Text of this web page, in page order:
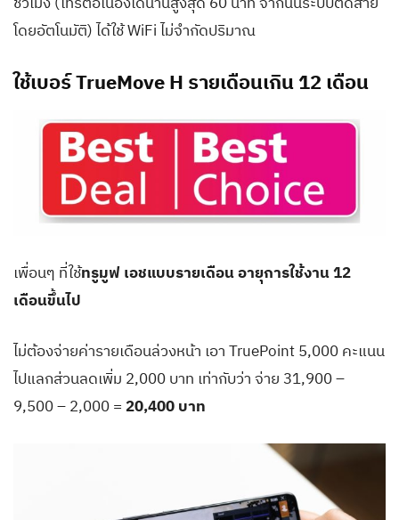
โดยอัตโนมัติ) ได้ใช้ WiFi ไม่จำกัดปริมาณ
ใช้เบอร์ TrueMove H รายเดือนเกิน 12 เดือน
เพื่อนๆ ที่ใช้ทรูมูฟ เอชแบบรายเดือน อายุการใช้งาน 12
เดือนขึ้นไป
ไม่ต้องจ่ายค่ารายเดือนล่วงหน้า เอา TruePoint 5,000 คะแนน
ไปแลกส่วนลดเพิ่ม 2,000 บาท เท่ากับว่า จ่าย 31,900 –
9,500 – 2,000 = 20,400 บาท